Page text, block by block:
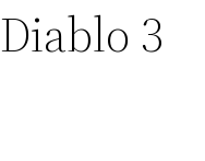
Diablo 3